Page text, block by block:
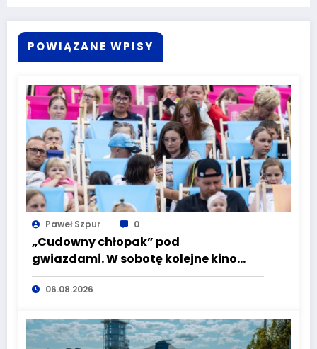
POWIĄZANE WPISY
Paweł Szpur 0
„Cudowny chłopak” pod
gwiazdami. W sobotę kolejne kino
plenerowe w Aqua Zdroju
06.08.2026